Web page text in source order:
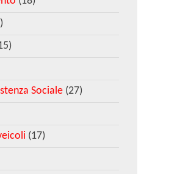
Sociale (27)
(17)